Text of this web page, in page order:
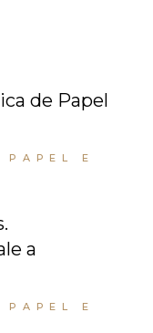
de Papel
E
a
E